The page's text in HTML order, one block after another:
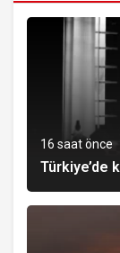
16 saat önce
Türkiye’de